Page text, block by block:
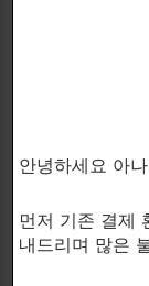
을 개선하는 데
리는 데 도움이
안녕하세요 아
먼저 기존 결제
내드리며 많은